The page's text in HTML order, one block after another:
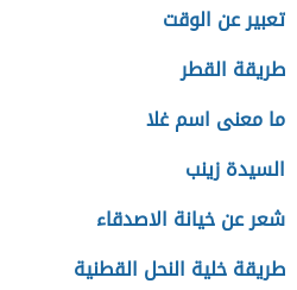
تعبير عن الوقت
طريقة القطر
ما معنى اسم غلا
السيدة زينب
شعر عن خيانة الاصدقاء
طريقة خلية النحل القطنية